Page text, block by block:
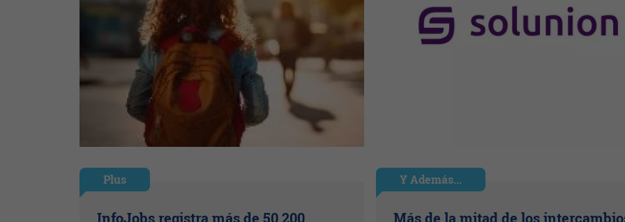
Plus
InfoJobs registra más de 50.200
Y Además...
Más de la mitad de los